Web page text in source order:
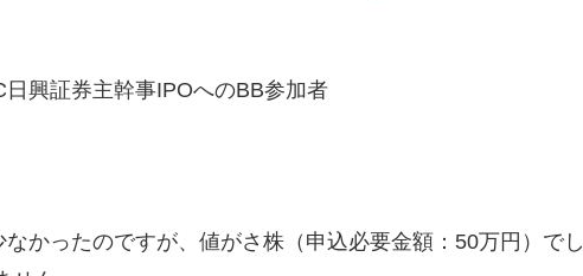
興証券主幹事IPOへのBB参加者
なかったのですが、値がさ株（申込必要金額：50万円）でし